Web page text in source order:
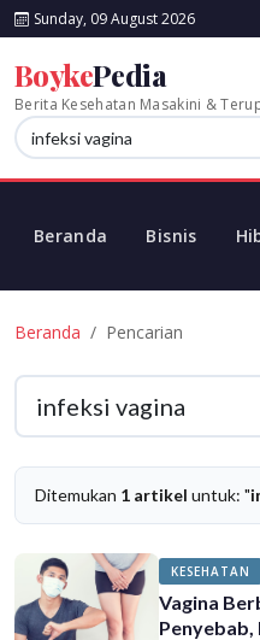
Sunday, 09 August 2026
BoykePedia
Berita Kesehatan Masakini &
Beranda Bisnis
Beranda Pencarian
Ditemukan 1 artikel untuk: "
KESEHATAN
Vagina
Penyebab,